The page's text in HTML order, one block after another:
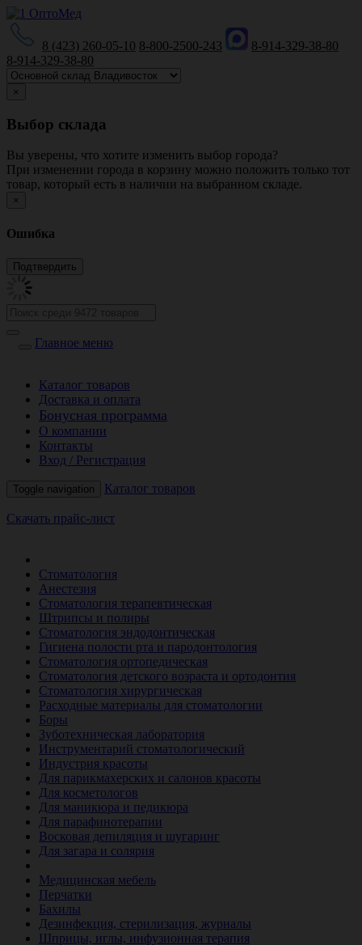
8 (423) 260-05-10 8-800-2500-243
8-914-329-38-80
8-914-329-38-80
×
Выбор склада
Вы уверены, что хотите изменить выбор города?
При изменении города в корзину можно положить только тот
товар, который есть в наличии на выбранном складе.
×
Ошибка
Главное меню
Каталог товаров
Доставка и оплата
Бонусная программа
О компании
Контакты
Вход / Регистрация
Toggle navigation Каталог товаров
Скачать прайс-лист
Стоматология
Анестезия
Стоматология терапевтическая
Штрипсы и полиры
Стоматология эндодонтическая
Гигиена полости рта и пародонтология
Стоматология ортопедическая
Стоматология детского возраста и ортодонтия
Стоматология хирургическая
Расходные материалы для стоматологии
Боры
Зуботехническая лаборатория
Инструментарий стоматологический
Индустрия красоты
Для парикмахерских и салонов красоты
Для косметологов
Для маникюра и педикюра
Для парафинотерапии
Восковая депиляция и шугаринг
Для загара и солярия
Медицинская мебель
Перчатки
Бахилы
Дезинфекция, стерилизация, журналы
Шприцы, иглы, инфузионная терапия